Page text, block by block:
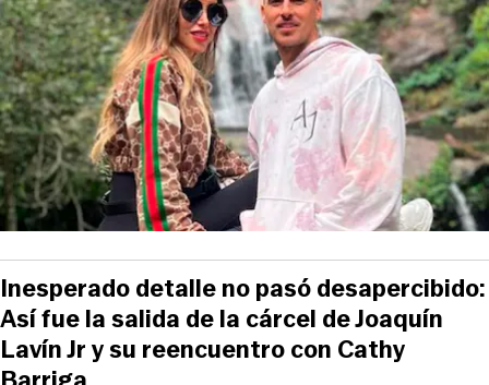
Inesperado detalle no pasó desapercibido:
Así fue la salida de la cárcel de Joaquín
Lavín Jr y su reencuentro con Cathy